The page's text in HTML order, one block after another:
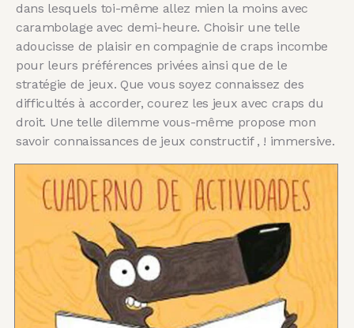
dans lesquels toi-même allez mien la moins avec
carambolage avec demi-heure. Choisir une telle
adoucisse de plaisir en compagnie de craps incombe
pour leurs préférences privées ainsi que de le
stratégie de jeux. Que vous soyez connaissez des
difficultés à accorder, courez les jeux avec craps du
droit. Une telle dilemme vous-même propose mon
savoir connaissances de jeux constructif , ! immersive.